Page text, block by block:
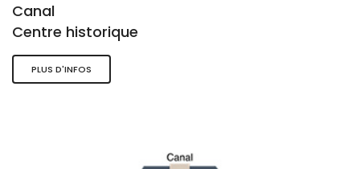
Canal
Centre historique
PLUS D'INFOS